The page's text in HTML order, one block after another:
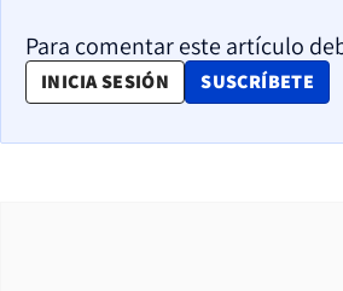
Para comentar este artículo
INICIA SESIÓN SUSCRÍBETE
OPENS IN NEW